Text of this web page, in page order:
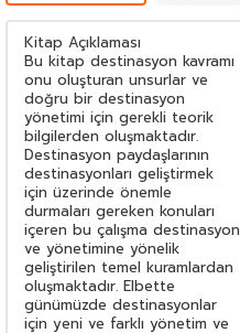
Kitap Açıklaması
Bu kitap destinasyon kavramı
onu oluşturan unsurlar ve
doğru bir destinasyon
yönetimi için gerekli teorik
bilgilerden oluşmaktadır.
Destinasyon paydaşlarının
destinasyonları geliştirmek
için üzerinde önemle
durmaları gereken konuları
içeren bu çalışma destinasyon
ve yönetimine yönelik
geliştirilen temel kuramlardan
oluşmaktadır. Elbette
günümüzde destinasyonlar
için yeni ve farklı yönetim ve